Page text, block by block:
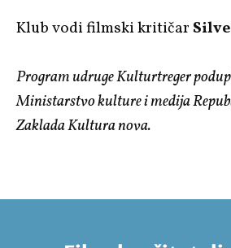
Klub vodi filmski kritičar
Program udruge Kulturtreger
Ministarstvo kulture i medija
Zaklada Kultura nova.